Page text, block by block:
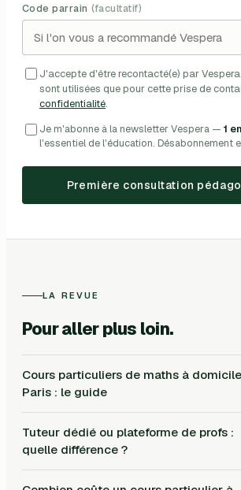
Code parrain (facultatif)
J'accepte d'être recontacté(e) par
sont utilisées que pour cette prise de
confidentialité.
Je m'abonne à la newsletter Vespera — 1
l'essentiel de l'éducation. Désabonnement
Première consultation
LA REVUE
Pour aller plus loin.
Cours particuliers de maths à
Paris : le guide
Tuteur dédié ou plateforme de profs :
quelle différence ?